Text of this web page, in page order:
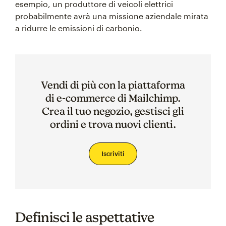
esempio, un produttore di veicoli elettrici
probabilmente avrà una missione aziendale mirata
a ridurre le emissioni di carbonio.
Vendi di più con la piattaforma
di e-commerce di Mailchimp.
Crea il tuo negozio, gestisci gli
ordini e trova nuovi clienti.
Iscriviti
Definisci le aspettative